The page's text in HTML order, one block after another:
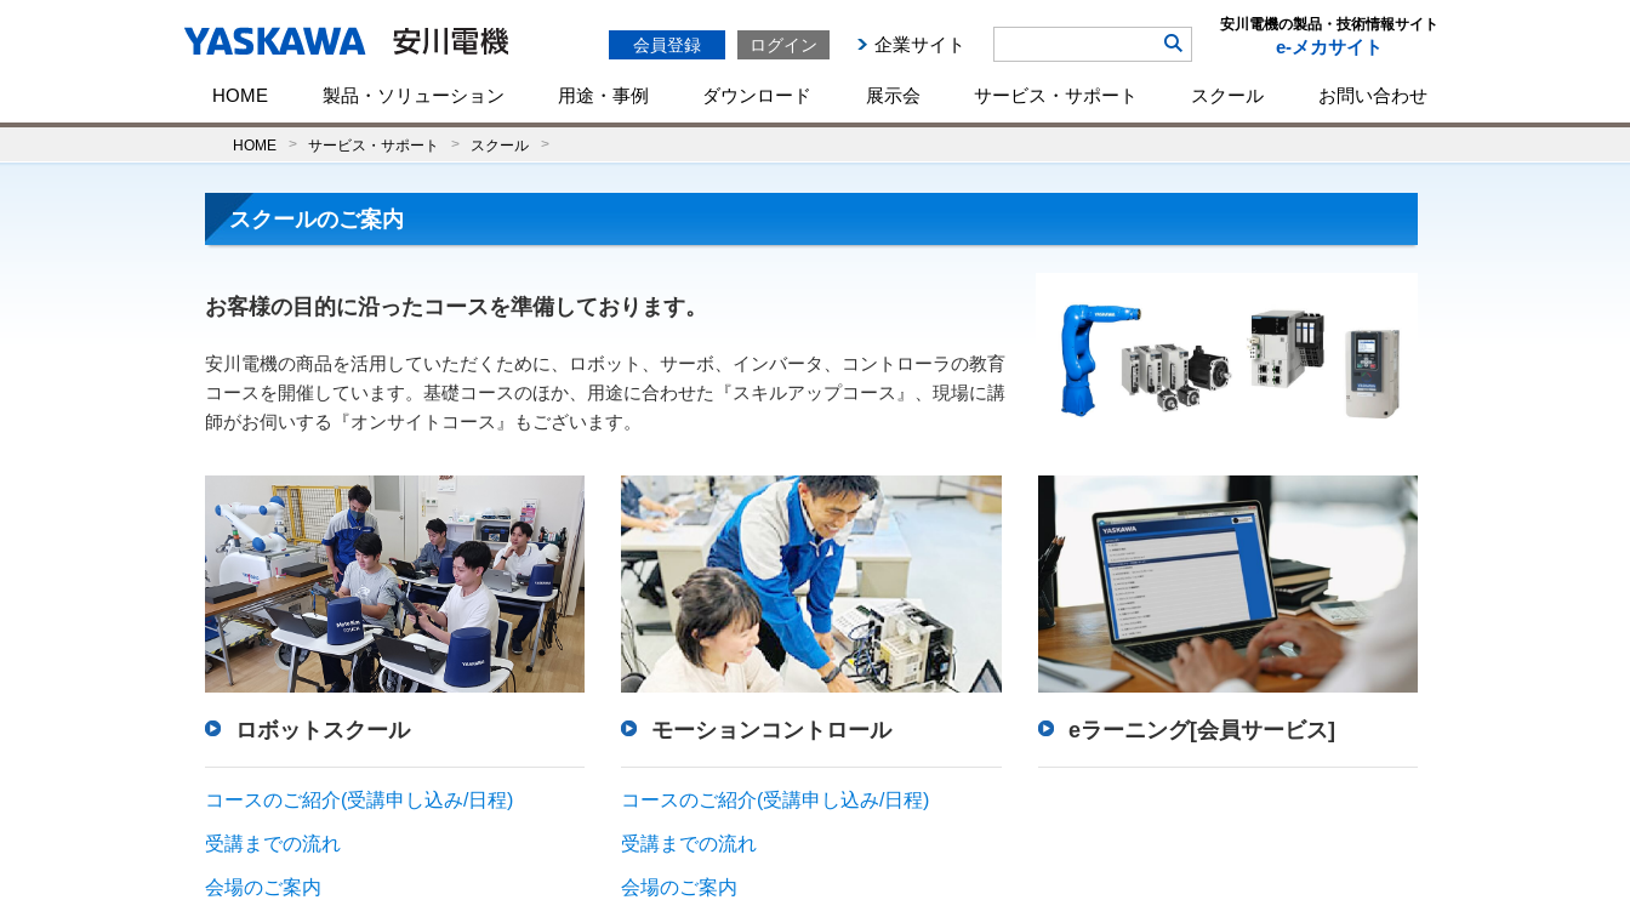
会員登録 ログイン 企業サイト
安川電機の製品・技術情報サイト
e-メカサイト
HOME 製品・ソリューション 用途・事例 ダウンロード 展示会 サービス・サポート スクール お問い合わせ
HOME サービス・サポート スクール
スクールのご案内
お客様の目的に沿ったコースを準備しております。
安川電機の商品を活用していただくために、ロボット、サーボ、インバータ、コントローラの教育
コースを開催しています。基礎コースのほか、用途に合わせた『スキルアップコース』、現場に講
師がお伺いする『オンサイトコース』もございます。
ロボットスクール
コースのご紹介(受講申し込み/日程)
受講までの流れ
会場のご案内
モーションコントロール
コースのご紹介(受講申し込み/日程)
受講までの流れ
会場のご案内
eラーニング[会員サービス]